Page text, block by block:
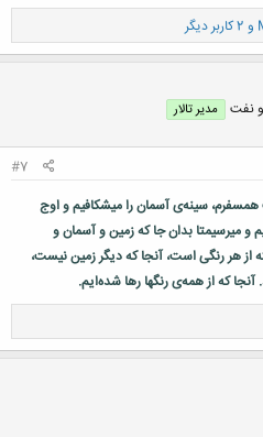
و 2 کاربر دیگر
نفت مدیر تالار
#7
سینه‌ی آسمان را میشکافیم و اوج
و میرسیمتا بدان جا که زمین و آسمان و
هر رنگی است، آنجا که دیگر زمین نیست،
که از همه‌ی رنگها رها شده‌ایم.